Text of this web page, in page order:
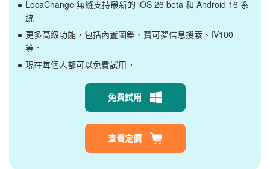
LocaChange 無縫支持最新的 iOS 26 beta 和 Android 16 系
統。
更多高級功能，包括內置圖鑑、寶可夢信息搜索、IV100
等。
現在每個人都可以免費試用。
免費試用
查看定價